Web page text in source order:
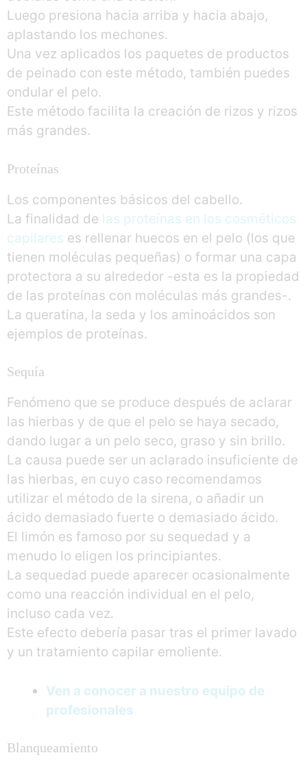
Luego presiona hacia arriba y hacia abajo,
aplastando los mechones.
Una vez aplicados los paquetes de productos
de peinado con este método, también puedes
ondular el pelo.
Este método facilita la creación de rizos y rizos
más grandes.
Proteínas
Los componentes básicos del cabello.
La finalidad de las proteínas en los cosméticos
capilares es rellenar huecos en el pelo (los que
tienen moléculas pequeñas) o formar una capa
protectora a su alrededor -esta es la propiedad
de las proteínas con moléculas más grandes-.
La queratina, la seda y los aminoácidos son
ejemplos de proteínas.
Sequía
Fenómeno que se produce después de aclarar
las hierbas y de que el pelo se haya secado,
dando lugar a un pelo seco, graso y sin brillo.
La causa puede ser un aclarado insuficiente de
las hierbas, en cuyo caso recomendamos
utilizar el método de la sirena, o añadir un
ácido demasiado fuerte o demasiado ácido.
El limón es famoso por su sequedad y a
menudo lo eligen los principiantes.
La sequedad puede aparecer ocasionalmente
como una reacción individual en el pelo,
incluso cada vez.
Este efecto debería pasar tras el primer lavado
y un tratamiento capilar emoliente.
Ven a conocer a nuestro equipo de
profesionales
Blanqueamiento